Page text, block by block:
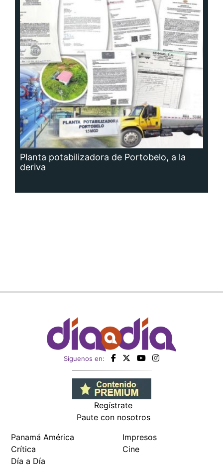
Planta potabilizadora de Portobelo, a la
deriva
Siguenos en:
Regístrate
Paute con nosotros
Panamá América
Crítica
Día a Día
Impresos
Cine